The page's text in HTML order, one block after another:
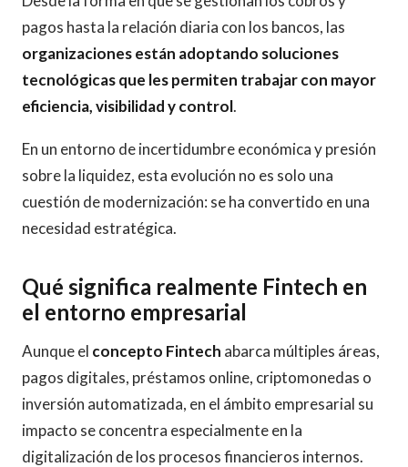
pagos hasta la relación diaria con los bancos, las
organizaciones están adoptando soluciones
tecnológicas que les permiten trabajar con mayor
eficiencia, visibilidad y control.
En un entorno de incertidumbre económica y presión
sobre la liquidez, esta evolución no es solo una
cuestión de modernización: se ha convertido en una
necesidad estratégica.
Qué significa realmente Fintech en
el entorno empresarial
Aunque el concepto Fintech abarca múltiples áreas,
pagos digitales, préstamos online, criptomonedas o
inversión automatizada, en el ámbito empresarial su
impacto se concentra especialmente en la
digitalización de los procesos financieros internos.